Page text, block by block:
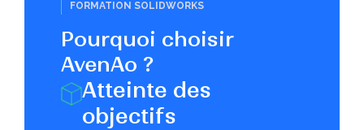
FORMATION SOLIDWORKS
Pourquoi choisir
AvenAo ?
Atteinte des
objectifs